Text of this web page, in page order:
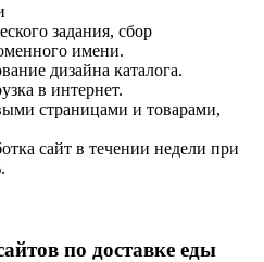
задания, сбор
имени.
дизайна каталога.
в интернет.
страницами и товарами,
сайт в течении недели при
по доставке еды